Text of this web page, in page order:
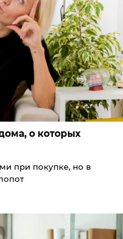
о которых
при покупке, но в